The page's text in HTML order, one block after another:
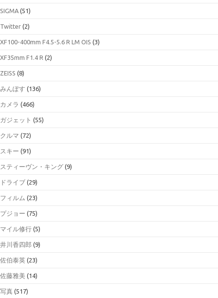
SIGMA (51)
Twitter (2)
XF100-400mm F4.5-5.6 R LM OIS (3)
XF35mm F1.4 R (2)
ZEISS (8)
みんぽす (136)
カメラ (466)
ガジェット (55)
クルマ (72)
スキー (91)
スティーヴン・キング (9)
ドライブ (29)
フィルム (23)
プジョー (75)
マイル修行 (5)
井川香四郎 (9)
佐伯泰英 (23)
佐藤雅美 (14)
写真 (517)